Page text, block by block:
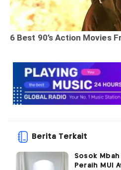
Berita Terkait
Sosok
Peraih MUI